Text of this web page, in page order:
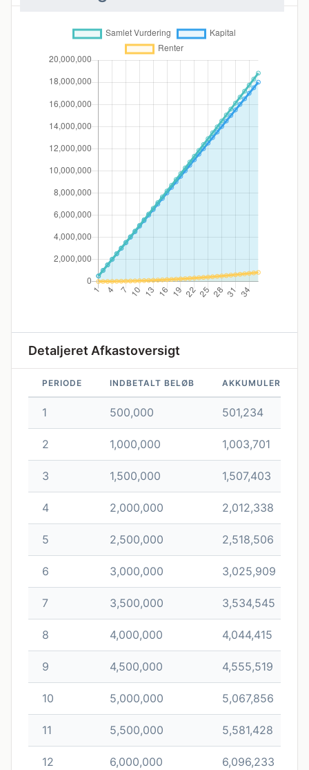
Detaljeret Afkastoversigt
PERIODE INDBETALT BELØB AKKUMULERET
1 500,000 501,234
2 1,000,000 1,003,701
3 1,500,000 1,507,403
4 2,000,000 2,012,338
5 2,500,000 2,518,506
6 3,000,000 3,025,909
7 3,500,000 3,534,545
8 4,000,000 4,044,415
9 4,500,000 4,555,519
10 5,000,000 5,067,856
11 5,500,000 5,581,428
12 6,000,000 6,096,233